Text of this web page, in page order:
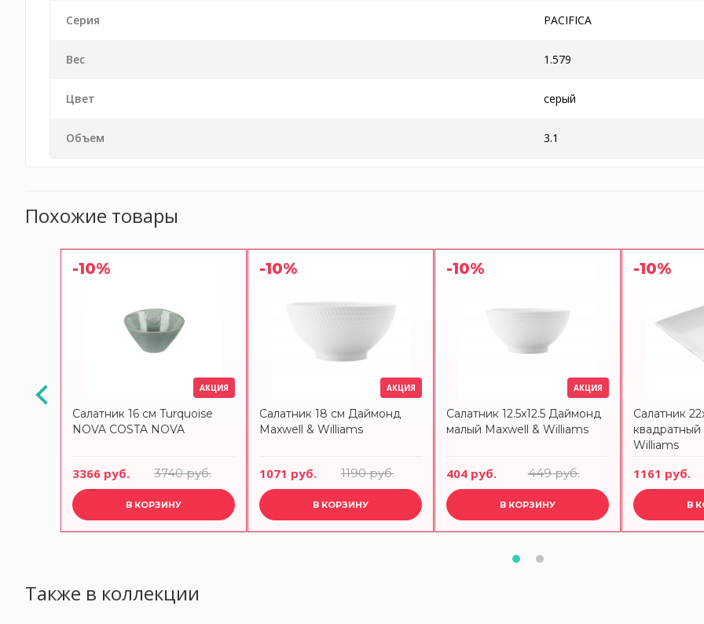
Серия PACIFICA
Вес 1.579
Цвет серый
Объем 3.1
Похожие товары
-10%
АКЦИЯ
Салатник 16 см Turquoise
NOVA COSTA NOVA
3366 руб. 3740 руб.
В КОРЗИНУ
-10%
АКЦИЯ
Салатник 18 см Даймонд
Maxwell & Williams
1071 руб. 1190 руб.
В КОРЗИНУ
-10%
АКЦИЯ
Салатник 12.5x12.5 Даймонд
малый Maxwell & Williams
404 руб. 449 руб.
В КОРЗИНУ
-10%
Салатник
квадратный
Williams
1161 руб.
В
Также в коллекции